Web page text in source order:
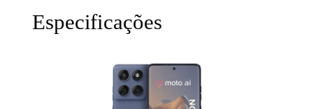
Especificações